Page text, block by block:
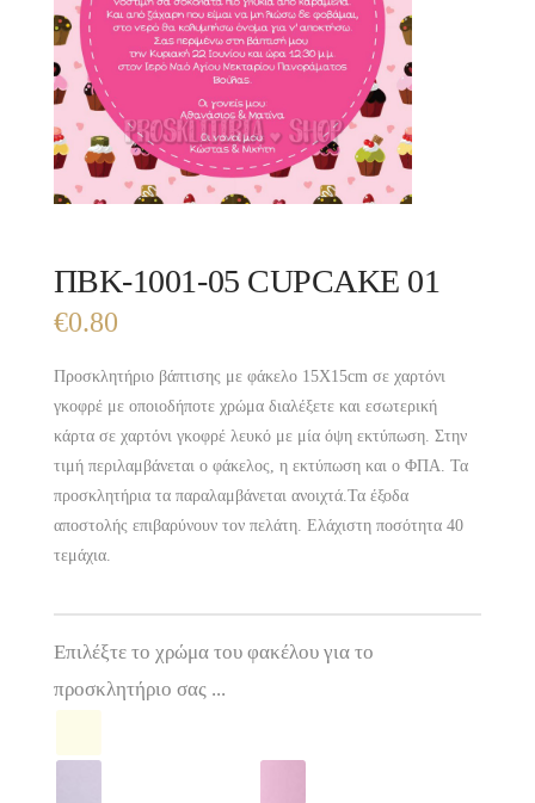
ΠΒΚ-1001-05 CUPCAKE 01
€0.80
Προσκλητήριο βάπτισης με φάκελο 15X15cm σε χαρτόνι
γκοφρέ με οποιοδήποτε χρώμα διαλέξετε και εσωτερική
κάρτα σε χαρτόνι γκοφρέ λευκό με μία όψη εκτύπωση. Στην
τιμή περιλαμβάνεται ο φάκελος, η εκτύπωση και ο ΦΠΑ. Τα
προσκλητήρια τα παραλαμβάνεται ανοιχτά.Τα έξοδα
αποστολής επιβαρύνουν τον πελάτη. Ελάχιστη ποσότητα 40
τεμάχια.
Επιλέξτε το χρώμα του φακέλου για το
προσκλητήριο σας ...